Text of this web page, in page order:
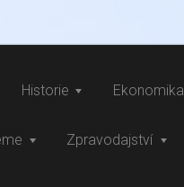
Historie Ekonomika
Zpravodajství